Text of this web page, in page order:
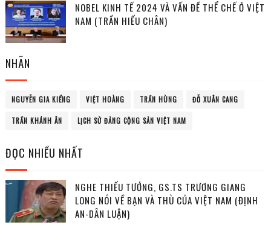
NOBEL KINH TẾ 2024 VÀ VẤN ĐỀ THỂ CHẾ Ở VIỆT
NAM (TRẦN HIẾU CHÂN)
NHÃN
NGUYỄN GIA KIỂNG VIỆT HOÀNG TRẦN HÙNG ĐỖ XUÂN CANG
TRẦN KHÁNH ÂN LỊCH SỬ ĐẢNG CỘNG SẢN VIỆT NAM
ĐỌC NHIỀU NHẤT
NGHE THIẾU TƯỚNG, GS.TS TRƯƠNG GIANG
LONG NÓI VỀ BẠN VÀ THÙ CỦA VIỆT NAM (ĐỊNH
AN-DÂN LUẬN)